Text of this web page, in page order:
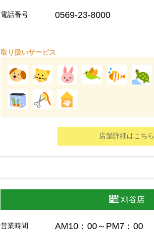
電話番号 0569-23-8000
取り扱いサービス
店舗詳細はこちら
刈谷店
営業時間 AM10：00～PM7：00